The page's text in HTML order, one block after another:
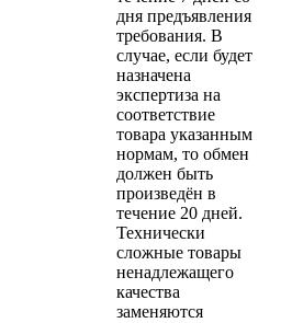
дня предъявления
требования. В
случае, если будет
назначена
экспертиза на
соответствие
товара указанным
нормам, то обмен
должен быть
произведён в
течение 20 дней.
Технически
сложные товары
ненадлежащего
качества
заменяются